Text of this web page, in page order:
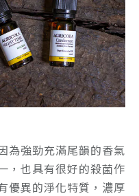
為強勁充滿尾韻的香氣
，也具有很好的殺菌作
優異的淨化特質，濃厚